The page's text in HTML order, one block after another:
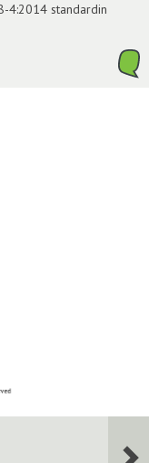
4:2014 standardin